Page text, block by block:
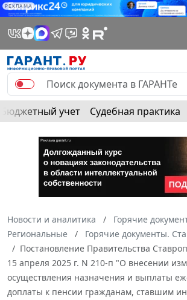
РЕКЛАМА
Бюджетный учет Судебная практика
Новости и аналитика
Горячие
Региональные
Горячие документы.
Постановление Правительства
15 апреля 2025 г. N 210-п "О внесении
осуществления назначения и выплаты
доплаты к пенсии гражданам, ставшим